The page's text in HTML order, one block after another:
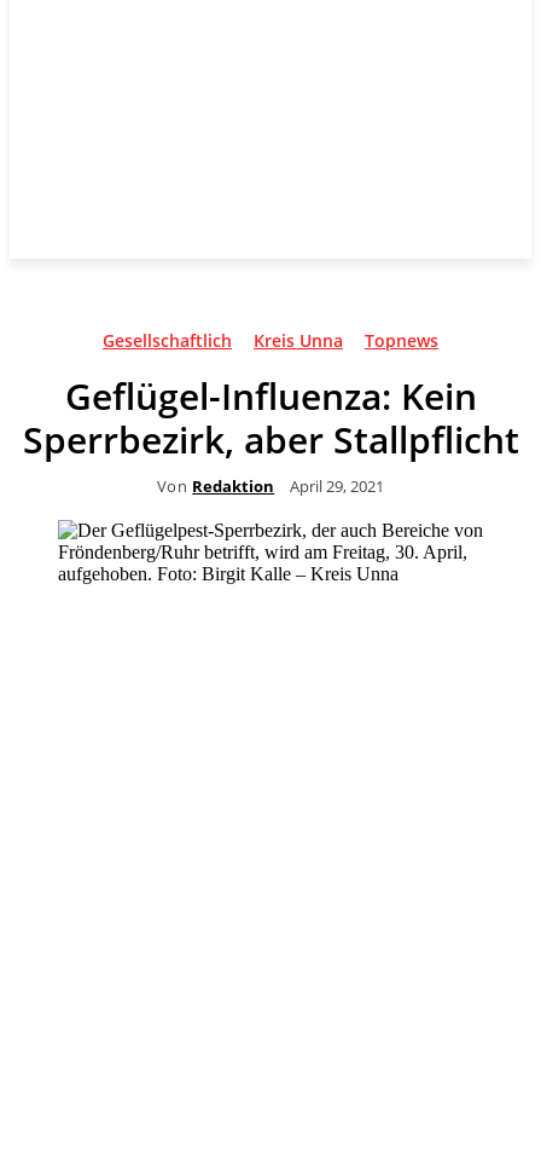
Gesellschaftlich Kreis Unna Topnews
Geflügel-Influenza: Kein
Sperrbezirk, aber Stallpflicht
Von Redaktion April 29, 2021